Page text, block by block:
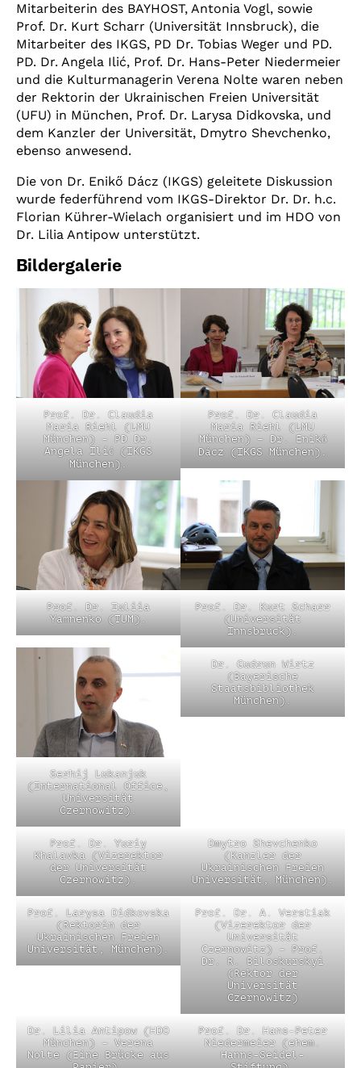
Mitarbeiterin des BAYHOST, Antonia Vogl, sowie
Prof. Dr. Kurt Scharr (Universität Innsbruck), die
Mitarbeiter des IKGS, PD Dr. Tobias Weger und PD.
PD. Dr. Angela Ilić, Prof. Dr. Hans-Peter Niedermeier
und die Kulturmanagerin Verena Nolte waren neben
der Rektorin der Ukrainischen Freien Universität
(UFU) in München, Prof. Dr. Larysa Didkovska, und
dem Kanzler der Universität, Dmytro Shevchenko,
ebenso anwesend.
Die von Dr. Enikő Dácz (IKGS) geleitete Diskussion
wurde federführend vom IKGS-Direktor Dr. Dr. h.c.
Florian Kührer-Wielach organisiert und im HDO von
Dr. Lilia Antipow unterstützt.
Bildergalerie
Prof. Dr. Claudia
Maria Riehl (LMU
München) – PD Dr.
Angela Ilić (IKGS
München).
Prof. Dr. Claudia
Maria Riehl (LMU
München) – Dr. Enikő
Dácz (IKGS München).
Prof. Dr. Iuliia
Yamnenko (TUM).
Prof. Dr. Kurt Scharr
(Universität
Innsbruck).
Serhij Lukanjuk
(International Office,
Universität
Czernowitz).
Dr. Gudrun Wirtz
(Bayerische
Staatsbibliothek
München).
Prof. Dr. Yuriy
Khalavka (Vizerektor
der Universität
Czernowitz).
Dmytro Shevchenko
(Kanzler der
Ukrainischen Freien
Universität, München).
Prof. Larysa Didkovska
(Rektorin der
Ukrainischen Freien
Universität, München).
Prof. Dr. A. Verstiak
(Vizerektor der
Universität
Czernowitz) – Prof.
Dr. R. Biloskurskyi
(Rektor der
Universität
Czernowitz)
Dr. Lilia Antipow (HDO
München) – Verena
Nolte (Eine Brücke aus
Prof. Dr. Hans-Peter
Niedermeier (ehem.
Hanns-Seidel-